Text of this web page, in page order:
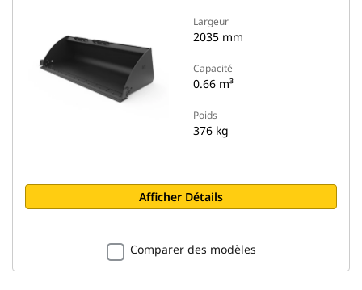
Largeur
2035 mm
Capacité
0.66 m³
Poids
376 kg
Afficher Détails
Comparer des modèles